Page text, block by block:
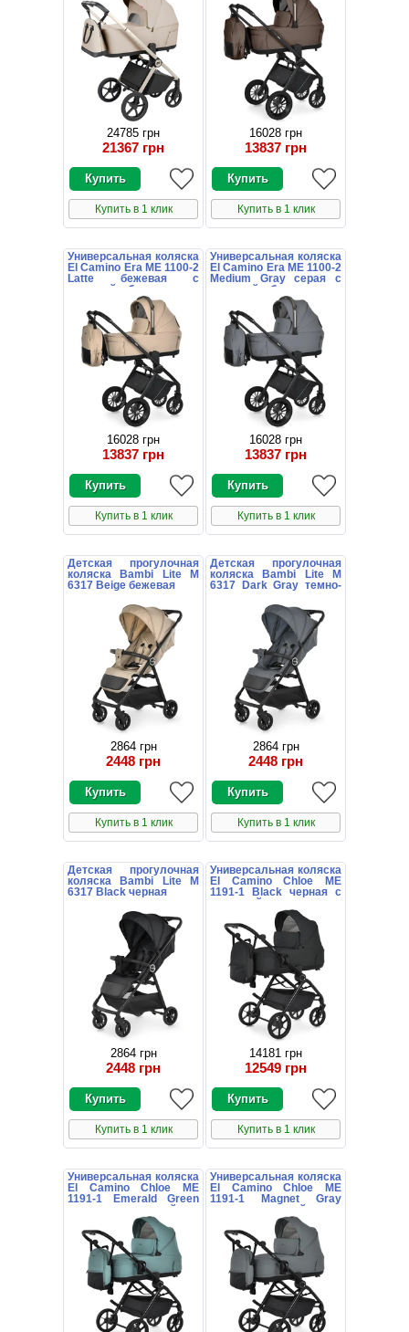
24785 грн
21367 грн
Купить в 1 клик
16028 грн
13837 грн
Купить в 1 клик
Универсальная коляска
El Camino Era ME 1100-2
Latte бежевая с
люлькой и блоком
16028 грн
13837 грн
Купить в 1 клик
Универсальная коляска
El Camino Era ME 1100-2
Medium Gray серая с
люлькой и блоком
16028 грн
13837 грн
Купить в 1 клик
Детская прогулочная
коляска Bambi Lite M
6317 Beige бежевая
2864 грн
2448 грн
Купить в 1 клик
Детская прогулочная
коляска Bambi Lite M
6317 Dark Gray темно-
2864 грн
2448 грн
Купить в 1 клик
Детская прогулочная
коляска Bambi Lite M
6317 Black черная
2864 грн
2448 грн
Купить в 1 клик
Универсальная коляска
El Camino Chloe ME
1191-1 Black черная с
сумочкой
14181 грн
12549 грн
Купить в 1 клик
Универсальная коляска
El Camino Chloe ME
1191-1 Emerald Green
зеленая с сумочкой
Универсальная коляска
El Camino Chloe ME
1191-1 Magnet Gray
серая с сумочкой